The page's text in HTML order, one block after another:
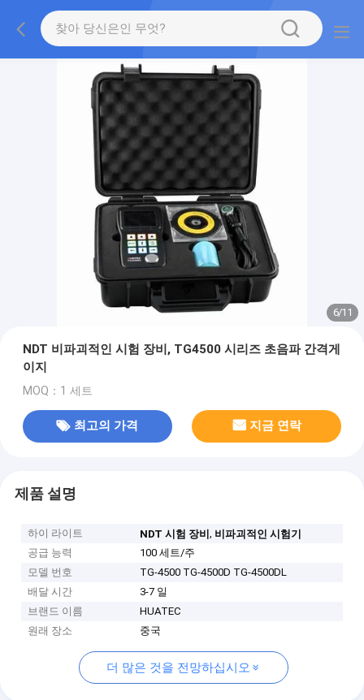
7/11
NDT 비파괴적인 시험 장비, TG4500 시리즈 초음파 간격게
이지
MOQ：1 세트
최고의 가격 지금 연락
제품 설명
하이 라이트 NDT 시험 장비, 비파괴적인 시험기
공급 능력
100 세트/주
모델 번호
TG-4500 TG-4500D TG-4500DL
배달 시간
3-7 일
브랜드 이름
HUATEC
원래 장소
중국
더 많은 것을 전망하십시오